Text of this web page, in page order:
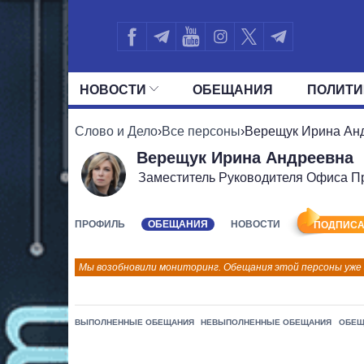
НОВОСТИ ОБЕЩАНИЯ
ВСЕ ПОЛИТИКИ ПРЕЗИДЕНТ И
Слово и Дело›Все персоны›Верещук Ирина
Верещук Ирина Андреевна
Заместитель Руководителя Офиса
ПРОФИЛЬ ОБЕЩАНИЯ НОВОСТИ
Мы возобновили мониторинг. Обещания этой персоны уже
ВЫПОЛНЕННЫЕ ОБЕЩАНИЯ НЕВЫПОЛНЕННЫЕ ОБЕЩАНИЯ